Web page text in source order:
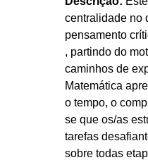
centralidade no
pensamento
, partindo do
caminhos de
Matemática
o tempo, o
se que os/as
tarefas
sobre todas